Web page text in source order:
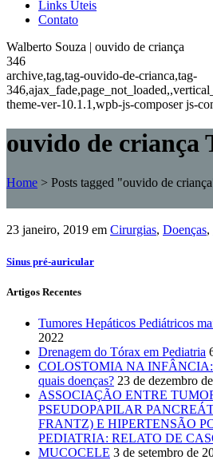
Links Úteis
Contato
Walberto Souza | ouvido de criança
346
archive,tag,tag-ouvido-de-crianca,tag-
theme-ver-10.1.1,wpb-js-composer js-
ouvido de criança
Home > Posts tagged "ouvido de
23 janeiro, 2019 em Cirurgias, Doenças,
Sinus pré-auricular
Artigos Recentes
Tumores Hepáticos Pediátricos
2022
Drenagem do Tórax em Pediatria
COLOSTOMIA NA INFÂNCIA:
quais doenças? 23 de dezembro
ASSOCIAÇÃO ENTRE
PSEUDOPAPILAR
FRANTZ) E HIPERTENSÃO
PEDIATRIA: RELATO DE
MUCOCELE 3 de setembro de